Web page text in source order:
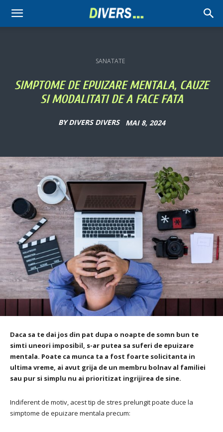
Divers
SANATATE
SIMPTOME DE EPUIZARE MENTALA, CAUZE
SI MODALITATI DE A FACE FATA
BY DIVERS DIVERS MAI 8, 2024
Daca sa te dai jos din pat dupa o noapte de somn bun te
simti uneori imposibil, s-ar putea sa suferi de epuizare
mentala. Poate ca munca ta a fost foarte solicitanta in
ultima vreme, ai avut grija de un membru bolnav al familiei
sau pur si simplu nu ai prioritizat ingrijirea de sine.
Indiferent de motiv, acest tip de stres prelungit poate duce la
simptome de epuizare mentala precum: